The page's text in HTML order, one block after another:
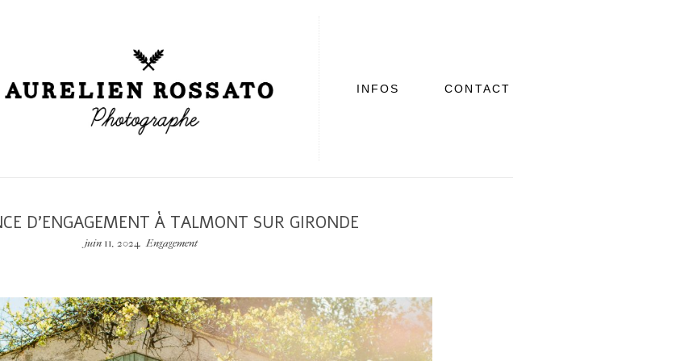
INFOS CONTACT
D’ENGAGEMENT À TALMONT SUR GIRONDE
juin 11, 2024 Engagement